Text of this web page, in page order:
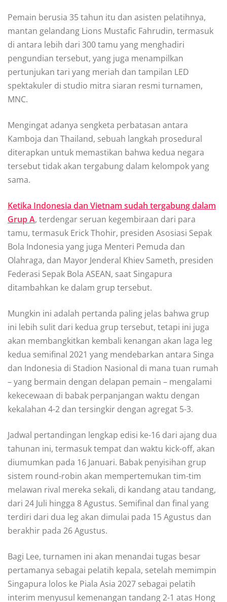
Pemain berusia 35 tahun itu dan asisten pelatihnya,
mantan gelandang Lions Mustafic Fahrudin, termasuk
di antara lebih dari 300 tamu yang menghadiri
pengundian tersebut, yang juga menampilkan
pertunjukan tari yang meriah dan tampilan LED
spektakuler di studio mitra siaran resmi turnamen,
MNC.
Mengingat adanya sengketa perbatasan antara
Kamboja dan Thailand, sebuah langkah prosedural
diterapkan untuk memastikan bahwa kedua negara
tersebut tidak akan tergabung dalam kelompok yang
sama.
Ketika Indonesia dan Vietnam sudah tergabung dalam
Grup A, terdengar seruan kegembiraan dari para
tamu, termasuk Erick Thohir, presiden Asosiasi Sepak
Bola Indonesia yang juga Menteri Pemuda dan
Olahraga, dan Mayor Jenderal Khiev Sameth, presiden
Federasi Sepak Bola ASEAN, saat Singapura
ditambahkan ke dalam grup tersebut.
Mungkin ini adalah pertanda paling jelas bahwa grup
ini lebih sulit dari kedua grup tersebut, tetapi ini juga
akan membangkitkan kembali kenangan akan laga leg
kedua semifinal 2021 yang mendebarkan antara Singa
dan Indonesia di Stadion Nasional di mana tuan rumah
– yang bermain dengan delapan pemain – mengalami
kekecewaan di babak perpanjangan waktu dengan
kekalahan 4-2 dan tersingkir dengan agregat 5-3.
Jadwal pertandingan lengkap edisi ke-16 dari ajang dua
tahunan ini, termasuk tempat dan waktu kick-off, akan
diumumkan pada 16 Januari. Babak penyisihan grup
sistem round-robin akan mempertemukan tim-tim
melawan rival mereka sekali, di kandang atau tandang,
dari 24 Juli hingga 8 Agustus. Semifinal dan final yang
terdiri dari dua leg akan dimulai pada 15 Agustus dan
berakhir pada 26 Agustus.
Bagi Lee, turnamen ini akan menandai tugas besar
pertamanya sebagai pelatih kepala, setelah memimpin
Singapura lolos ke Piala Asia 2027 sebagai pelatih
interim menyusul kemenangan tandang 2-1 atas Hong